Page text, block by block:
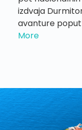
izdvaja
avanture poput
More